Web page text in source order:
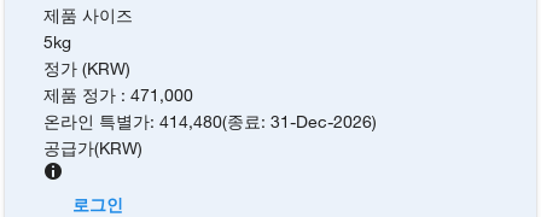
제품 사이즈
5kg
정가 (KRW)
제품 정가 :471,000
온라인 특별가:414,480(종료:31-Dec-2026)
공급가(KRW)
로그인